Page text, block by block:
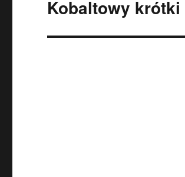
Następny
Kobaltowy